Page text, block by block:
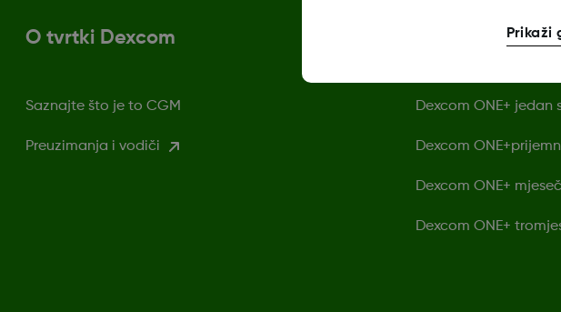
O tvrtki Dexcom
Saznajte što je to CGM
Preuzimanja i vodiči
Dexcom
Dexcom ONE+ jedan
Dexcom
Dexcom ONE+
Dexcom ONE+
Prikaži